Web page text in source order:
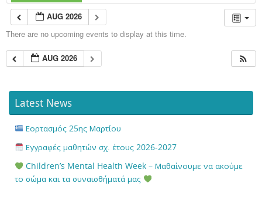
AUG 2026
There are no upcoming events to display at this time.
AUG 2026
Latest News
Εορτασμός 25ης Μαρτίου
Εγγραφές μαθητών σχ. έτους 2026-2027
Children’s Mental Health Week – Μαθαίνουμε να ακούμε
το σώμα και τα συναισθήματά μας